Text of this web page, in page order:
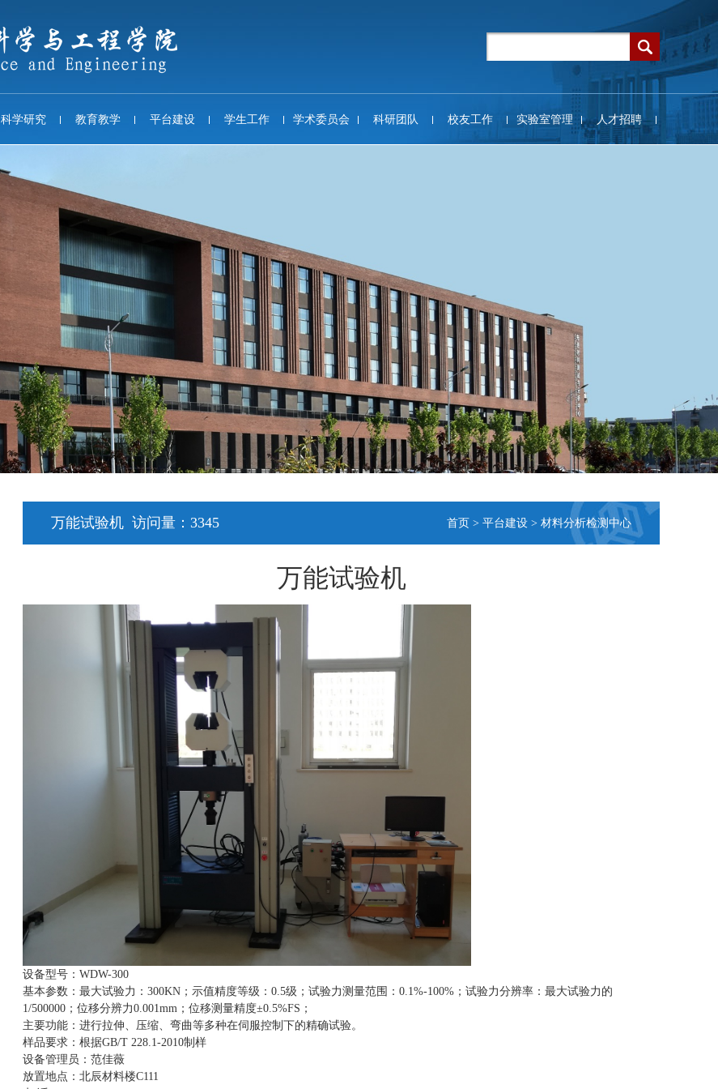
科学研究 教育教学 平台建设 学生工作 学术委员会 科研团队 校友工作 实验室管理 人才招聘
万能试验机 访问量： 3345 首页 > 平台建设 > 材料分析检测中心
万能试验机
设备型号： WDW-300
基本参数： 最大试验力：300KN； 示值精度等级：0.5级；试验力测量范围：0.1%-100%；试验力分辨率：最大试验力的
1/500000； 位移分辨力0.001mm； 位移测量精度±0.5%FS；
主要功能： 进行拉伸、压缩、弯曲等多种在伺服控制下的精确试验。
样品要求： 根据GB/T 228.1-2010制样
设备管理员 ： 范佳薇
放置地点：北辰材料楼C111